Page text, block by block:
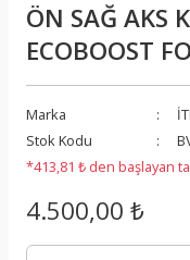
ÖN SAĞ AKS
ECOBOOST
Marka
Stok Kodu
*413,81 ₺ den başlayan
4.500,00 ₺